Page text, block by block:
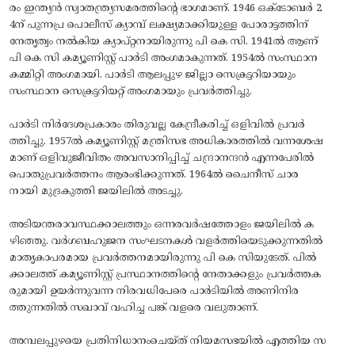
രം ഇന്ത്യൻ സ്വാതന്ത്ര്യസമരത്തിന്റെ ഭാഗമാണ്. 1946 ഒക്ടോബർ 2
4ന്‌ പുന്നപ്ര പൊലീസ് ക്യാമ്പ് ലക്ഷ്യമാക്കിയുള്ള പോരാട്ടത്തിന്
നേതൃത്വം നൽകിയ ക്യാപ്റ്റനായിരുന്നു പി കെ സി. 1941ൽ ആണ്
പി കെ സി കമ്യൂണിസ്റ്റ് പാർടി അംഗമാകുന്നത്. 1954ൽ സംസ്ഥാന
കമ്മിറ്റി അംഗമായി. പാർടി ആലപ്പുഴ ജില്ലാ സെക്രട്ടറിയായും
സംസ്ഥാന സെക്രട്ടറിയറ്റ് അംഗമായും പ്രവർത്തിച്ചു.
പാർടി നിർദേശപ്രകാരം തിരുവല്ല കേന്ദ്രീകരിച്ച്‌ ഒളിവിൽ പ്രവർ
ത്തിച്ചു. 1957ൽ കമ്യൂണിസ്റ്റ് മന്ത്രിസഭ അധികാരത്തിൽ വന്നശേഷ
മാണ് ഒളിവുജീവിതം അവസാനിപ്പിച്ച് ചന്ദ്രാനന്ദൻ എന്നപേരിൽ
പൊതുപ്രവർത്തനം ആരംഭിക്കുന്നത്. 1964ൽ ചൈനീസ് ചാര
നായി മുദ്രകുത്തി ജയിലിൽ അടച്ചു.
അടിയന്തരാവസ്ഥക്കാലത്തും ഒന്നരവർഷത്തോളം ജയിലിൽ ക
ഴിഞ്ഞു. വർഗബഹുജന സംഘടനകൾ വളർത്തിയെടുക്കുന്നതിൽ
മാതൃകാപരമായ പ്രവർത്തനമായിരുന്നു പി കെ സിയുടേത്. പിൽ
ക്കാലത്ത് കമ്യൂണിസ്റ്റ് പ്രസ്ഥാനത്തിന്റെ നേതാക്കളും പ്രവർത്തക
രുമായി ഉയർന്നുവന്ന നിരവധിപേരെ പാർടിയിൽ അണിനിര
ത്തുന്നതിൽ സഖാവ് വഹിച്ച പങ്ക് വളരെ വലുതാണ്.
അമ്പലപ്പുഴയെ പ്രതിനിധാനംചെയ്ത് നിയമസഭയിൽ എത്തിയ സ